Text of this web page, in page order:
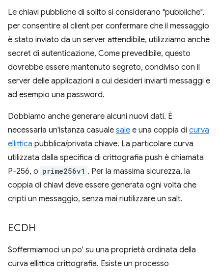
Le chiavi pubbliche di solito si considerano "pubbliche",
per consentire al client per confermare che il messaggio
è stato inviato da un server attendibile, utilizziamo anche
secret di autenticazione, Come prevedibile, questo
dovrebbe essere mantenuto segreto, condiviso con il
server delle applicazioni a cui desideri inviarti messaggi e
ad esempio una password.
Dobbiamo anche generare alcuni nuovi dati. È
necessaria un'istanza casuale sale e una coppia di curva
ellittica pubblica/privata chiave. La particolare curva
utilizzata dalla specifica di crittografia push è chiamata
P-256, o prime256v1 . Per la massima sicurezza, la
coppia di chiavi deve essere generata ogni volta che
cripti un messaggio, senza mai riutilizzare un salt.
ECDH
Soffermiamoci un po' su una proprietà ordinata della
curva ellittica crittografia. Esiste un processo